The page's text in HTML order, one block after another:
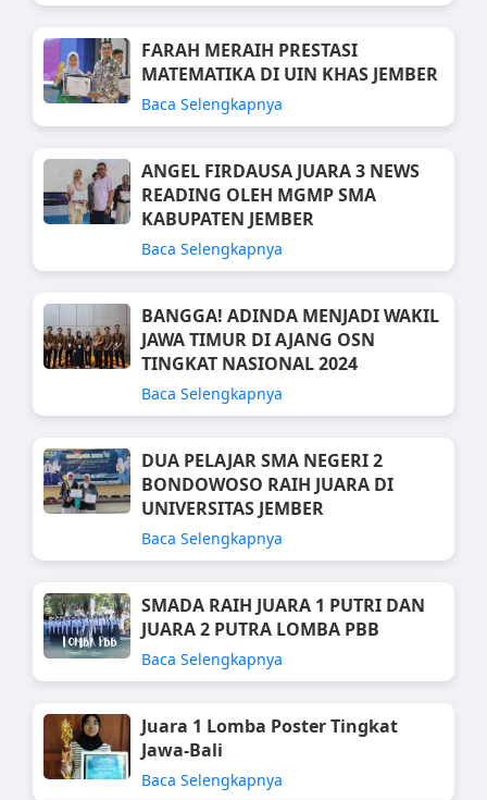
FARAH MERAIH PRESTASI
MATEMATIKA DI UIN KHAS JEMBER
Baca Selengkapnya
ANGEL FIRDAUSA JUARA 3 NEWS
READING OLEH MGMP SMA
KABUPATEN JEMBER
Baca Selengkapnya
BANGGA! ADINDA MENJADI WAKIL
JAWA TIMUR DI AJANG OSN
TINGKAT NASIONAL 2024
Baca Selengkapnya
DUA PELAJAR SMA NEGERI 2
BONDOWOSO RAIH JUARA DI
UNIVERSITAS JEMBER
Baca Selengkapnya
SMADA RAIH JUARA 1 PUTRI DAN
JUARA 2 PUTRA LOMBA PBB
Baca Selengkapnya
Juara 1 Lomba Poster Tingkat
Jawa-Bali
Baca Selengkapnya